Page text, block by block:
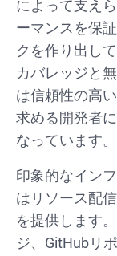
によって支え
ーマンスを保
クを作り出し
カバレッジと
は信頼性の高
求める開発者
なっています。
印象的なイン
はリソース配
を提供します
ジ、GitHubリ